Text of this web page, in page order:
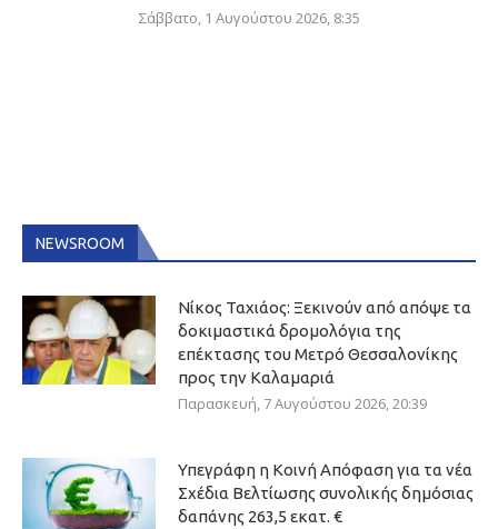
Σάββατο, 1 Αυγούστου 2026, 8:35
NEWSROOM
Νίκος Ταχιάος: Ξεκινούν από απόψε τα
δοκιμαστικά δρομολόγια της
επέκτασης του Μετρό Θεσσαλονίκης
προς την Καλαμαριά
Παρασκευή, 7 Αυγούστου 2026, 20:39
Υπεγράφη η Κοινή Απόφαση για τα νέα
Σχέδια Βελτίωσης συνολικής δημόσιας
δαπάνης 263,5 εκατ. €